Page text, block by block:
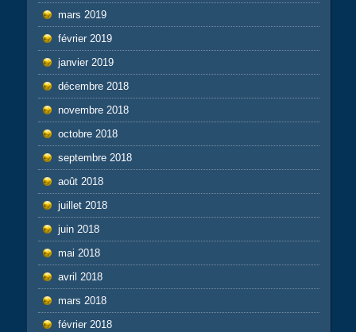
mars 2019
février 2019
janvier 2019
décembre 2018
novembre 2018
octobre 2018
septembre 2018
août 2018
juillet 2018
juin 2018
mai 2018
avril 2018
mars 2018
février 2018